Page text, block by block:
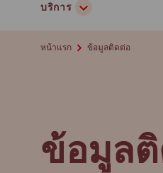
บริการ
หน้าแรก ข้อมูลติดต่อ
ข้อมูล